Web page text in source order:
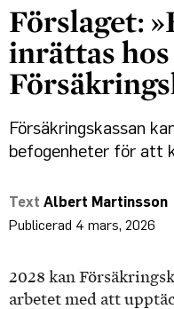
Förslaget:
inrättas hos
Försäkringskassan
befogenheter för att
Albert Martinsson
4 mars, 2026
2028 kan
arbetet med att